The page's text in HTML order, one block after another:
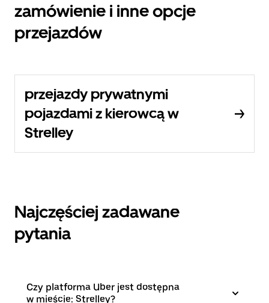
zamówienie i inne opcje
przejazdów
przejazdy prywatnymi
pojazdami z kierowcą w
Strelley
Najczęściej zadawane
pytania
Czy platforma Uber jest dostępna
w mieście: Strelley?